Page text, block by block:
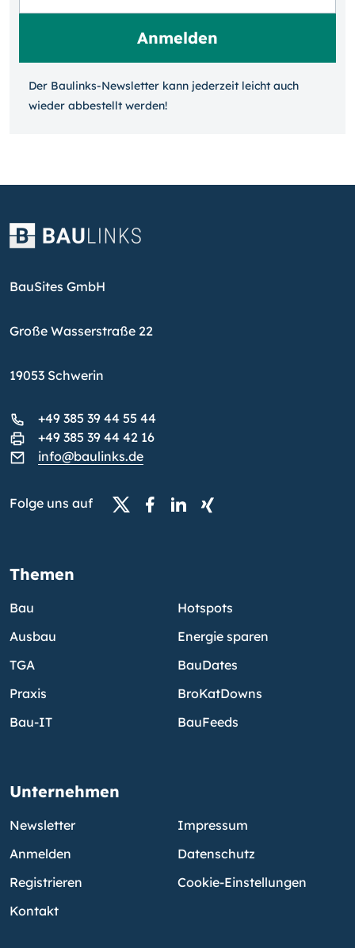
Der Baulinks-Newsletter kann jeder­zeit leicht auch
wieder ab­bestellt werden!
BauSites GmbH
Große Wasserstraße 22
19053 Schwerin
+49 385 39 44 55 44
+49 385 39 44 42 16
info@baulinks.de
Folge uns auf
Themen
Bau
Ausbau
TGA
Praxis
Bau-IT
Hotspots
Energie sparen
BauDates
BroKatDowns
BauFeeds
Unternehmen
Newsletter
Anmelden
Registrieren
Kontakt
Impressum
Datenschutz
Cookie-Einstellungen